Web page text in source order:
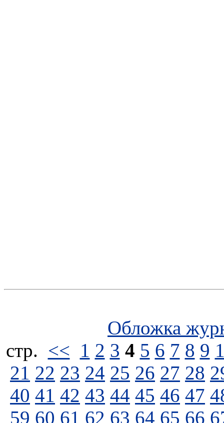
Обложка
стp. << 1 2 3 4 5 6 7 8 9
21 22 23 24 25 26 27 28
40 41 42 43 44 45 46 47
59 60 61 62 63 64 65 66